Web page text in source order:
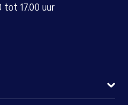
tot 17.00 uur